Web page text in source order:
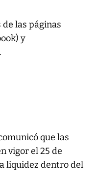
las páginas
y
que las
vigor el 25 de
liquidez dentro del